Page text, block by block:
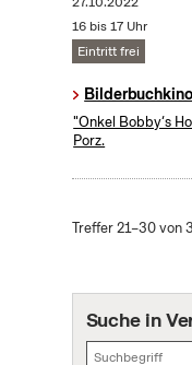
16 bis 17 Uhr
Eintritt frei
Bilderbuchkino
"Onkel Bobby‘s
Porz.
Treffer 21–30 von
Suche in